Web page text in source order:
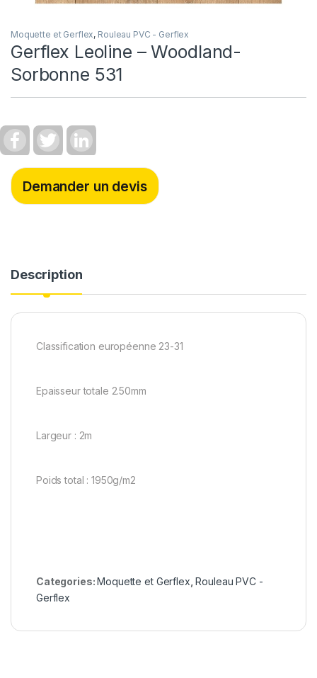
Moquette et Gerflex, Rouleau PVC - Gerflex
Gerflex Leoline – Woodland-
Sorbonne 531
c
e
b
o
o
i
t
e
r
n
k
d
I
Demander un devis
Description
Classification européenne 23-31
Epaisseur totale 2.50mm
Largeur : 2m
Poids total : 1950g/m2
Categories:Moquette et Gerflex ,Rouleau PVC -
Gerflex